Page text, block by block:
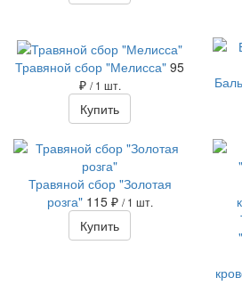
Травяной сбор "Мелисса" 95
₽ / 1 шт.
Купить
Травяной сбор "Золотая
розга" 115 ₽ / 1 шт.
Купить